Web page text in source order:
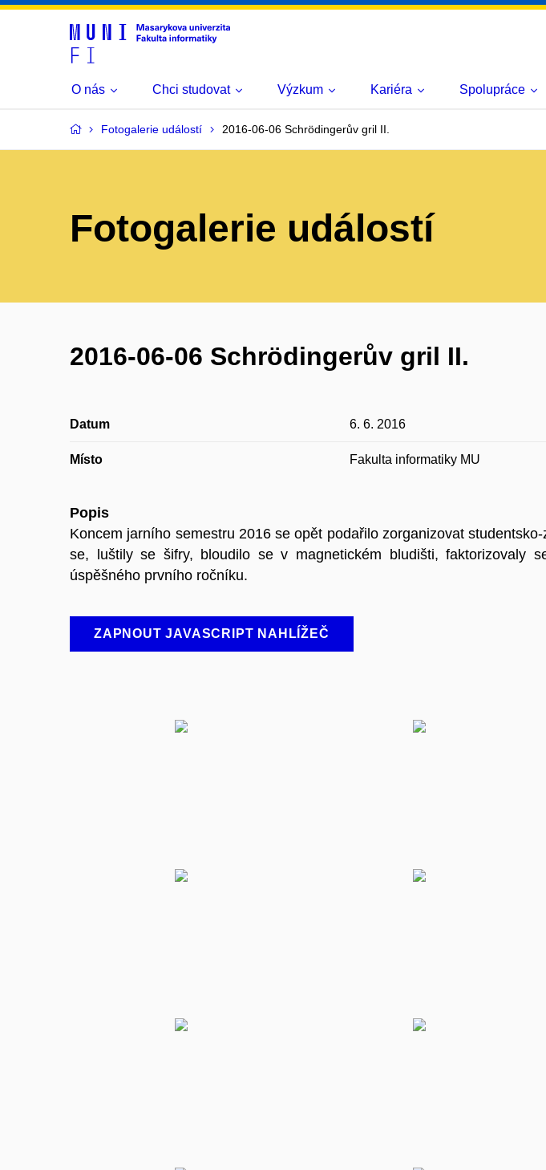
O nás Chci studovat Výzkum Kariéra Spolupráce
Fotogalerie událostí 2016-06-06 Schrödingerův gril II.
Fotogalerie událostí
2016-06-06 Schrödingerův gril II.
Datum 6. 6. 2016
Místo Fakulta informatiky MU
Popis
Koncem jarního semestru 2016 se opět podařilo zorganizovat
se, luštily se šifry, bloudilo se v magnetickém bludišti, faktorizovaly
úspěšného prvního ročníku.
ZAPNOUT JAVASCRIPT NAHLÍŽEČ